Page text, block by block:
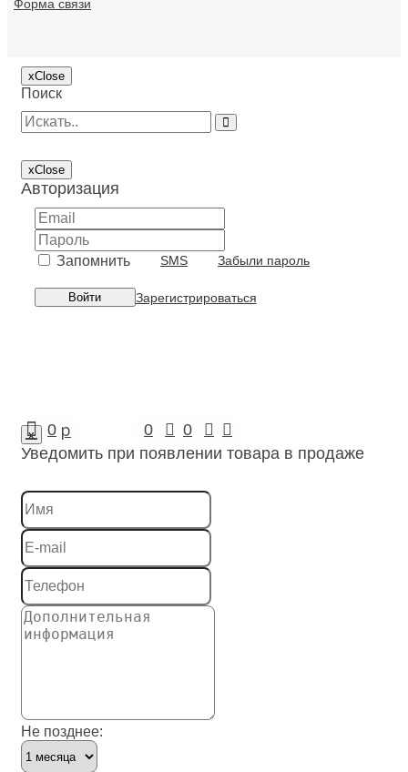
Форма связи
xClose
Поиск
xClose
Авторизация
Запомнить SMS Забыли пароль
Войти Зарегистрироваться
0 p 0 0
x
Уведомить при появлении товара в продаже
Не позднее: